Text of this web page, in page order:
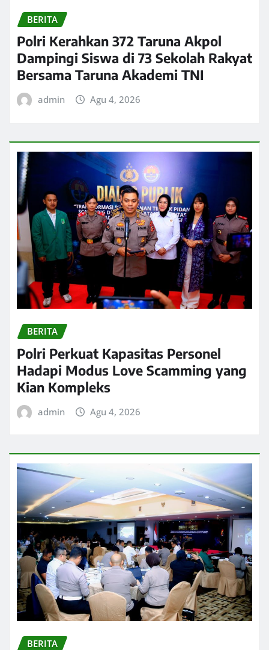
BERITA
Polri Kerahkan 372 Taruna Akpol
Dampingi Siswa di 73 Sekolah Rakyat
Bersama Taruna Akademi TNI
admin Agu 4, 2026
BERITA
Polri Perkuat Kapasitas Personel
Hadapi Modus Love Scamming yang
Kian Kompleks
admin Agu 4, 2026
BERITA